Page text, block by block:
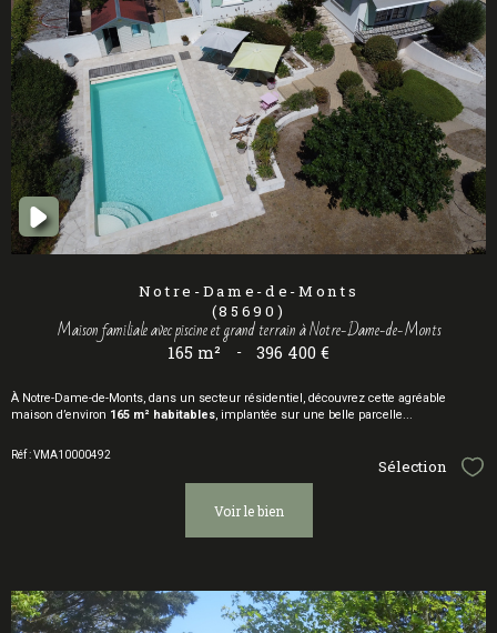
Notre-Dame-de-Monts
(85690)
Maison familiale avec piscine et grand terrain à Notre-Dame-de-Monts
165 m² - 396 400 €
À Notre-Dame-de-Monts, dans un secteur résidentiel, découvrez cette agréable
maison d’environ 165 m² habitables, implantée sur une belle parcelle...
Réf : VMA10000492
Sélection
voir le bien